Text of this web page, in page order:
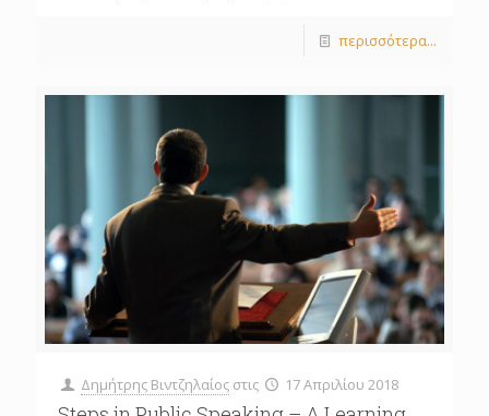
περισσότερα...
Δημήτρης Βιντζηλαίος στις 17 Απριλίου 2018